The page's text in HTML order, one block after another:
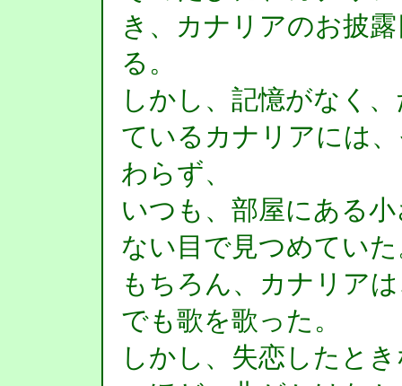
き、カナリアのお披
る。
しかし、記憶がなく
ているカナリアには
わらず、
いつも、部屋にある
ない目で見つめてい
もちろん、カナリア
でも歌を歌った。
しかし、失恋したと